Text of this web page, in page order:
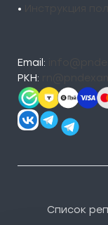
•
Email:
РКН:
Список